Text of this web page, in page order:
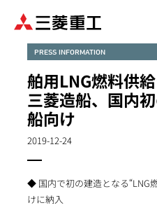
PRESS INFORMATION
舶用LNG燃料供
三菱造船、国内
船向け
2019-12-24
◆ 国内で初の建造となる“LNG
けに納入